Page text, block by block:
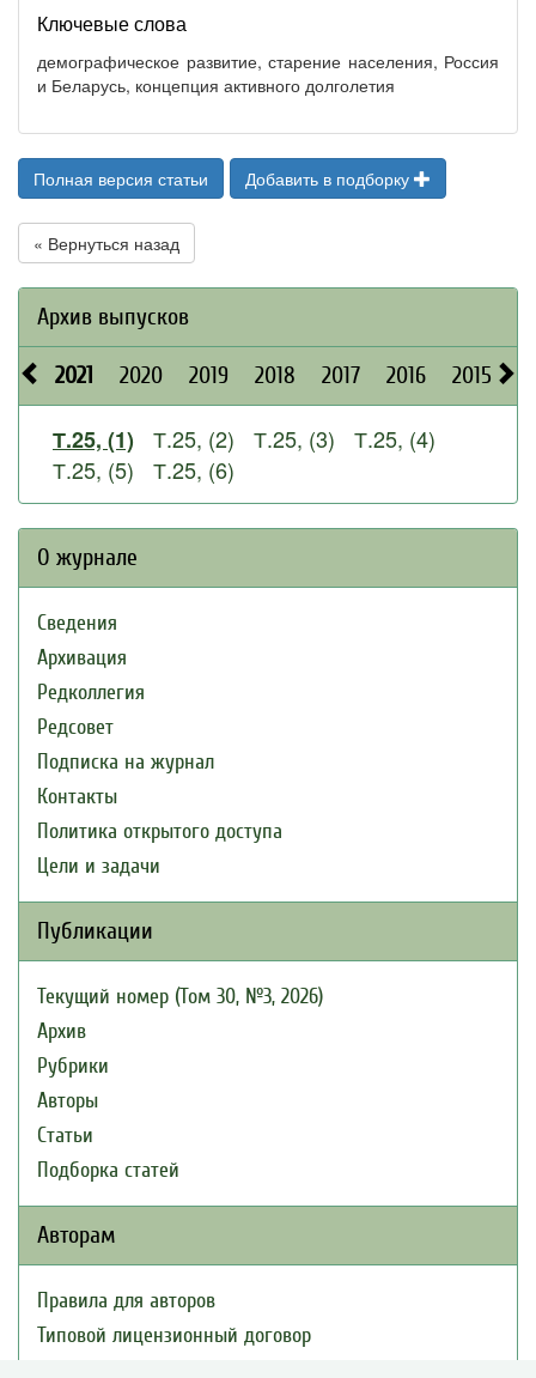
Ключевые слова
демографическое развитие, старение населения, Россия
и Беларусь, концепция активного долголетия
Полная версия статьи Добавить в подборку
« Вернуться назад
Архив выпусков
2021 2020 2019 2018 2017 2016 2015
Т.25, (1) Т.25, (2) Т.25, (3)
Т.25, (4)
Т.25, (5)
Т.25, (6)
О журнале
Сведения
Архивация
Редколлегия
Редсовет
Подписка на журнал
Контакты
Политика открытого доступа
Цели и задачи
Публикации
Текущий номер (Том 30, №3, 2026)
Архив
Рубрики
Авторы
Статьи
Подборка статей
Авторам
Правила для авторов
Типовой лицензионный договор